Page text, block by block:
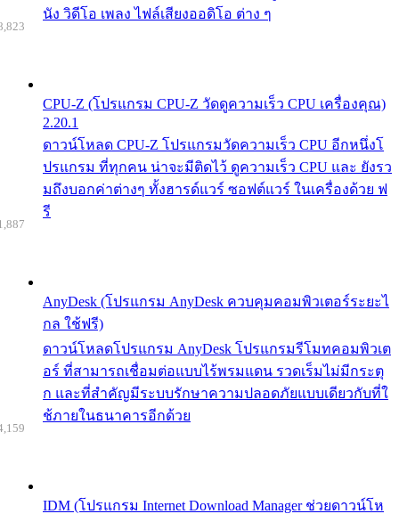
นัง วิดีโอ เพลง ไฟล์เสียงออดิโอ ต่าง ๆ
CPU-Z (โปรแกรม CPU-Z วัดดูความเร็ว CPU เครื่องคุณ)
2.20.1
ดาวน์โหลด CPU-Z โปรแกรมวัดความเร็ว CPU อีกหนึ่งโ
ปรแกรม ที่ทุกคน น่าจะมีติดไว้ ดูความเร็ว CPU และ ยังรว
มถึงบอกค่าต่างๆ ทั้งฮารด์แวร์ ซอฟต์แวร์ ในเครื่องด้วย ฟ
รี
AnyDesk (โปรแกรม AnyDesk ควบคุมคอมพิวเตอร์ระยะไ
กล ใช้ฟรี)
ดาวน์โหลดโปรแกรม AnyDesk โปรแกรมรีโมทคอมพิวเต
อร์ ที่สามารถเชื่อมต่อแบบไร้พรมแดน รวดเร็มไม่มีกระตุ
ก และที่สำคัญมีระบบรักษาความปลอดภัยแบบเดียวกับที่ใ
ช้ภายในธนาคารอีกด้วย
IDM (โปรแกรม Internet Download Manager ช่วยดาวน์โห